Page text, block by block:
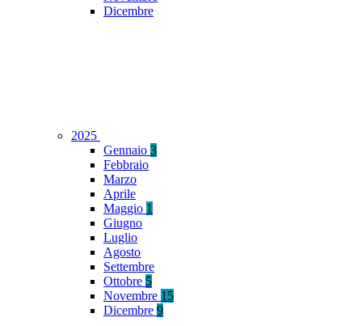
Dicembre
2025
Gennaio 3
Febbraio
Marzo
Aprile
Maggio 1
Giugno
Luglio
Agosto
Settembre
Ottobre 5
Novembre 15
Dicembre 9